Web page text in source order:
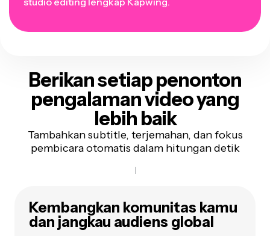
Berikan setiap penonton
pengalaman video yang
lebih baik
Tambahkan subtitle, terjemahan, dan fokus
pembicara otomatis dalam hitungan detik
Kembangkan komunitas kamu
dan jangkau audiens global